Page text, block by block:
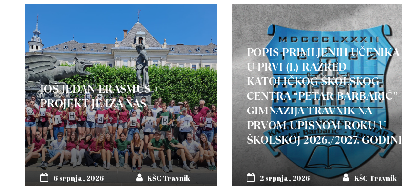
JOŠ JEDAN ERASMUS +
PROJEKT JE IZA NAS
6 srpnja, 2026 KŠC Travnik
POPIS PRIMLJENIH UČENIKA
U PRVI (I.) RAZRED
KATOLIČKOG ŠKOLSKOG
CENTRA “PETAR BARBARIĆ”-
GIMNAZIJA TRAVNIK NA
PRVOM UPISNOM ROKU U
ŠKOLSKOJ 2026./2027. GODINI
2 srpnja, 2026 KŠC Travnik